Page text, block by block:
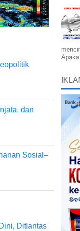
dan
Sosial–
Ditlantas